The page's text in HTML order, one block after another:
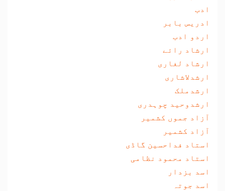
ادب
ادریس بابر
اردو ادب
ارشاد رائے
ارشاد لغاری
ارشدلاشاری
ارشدملک
ارشدوحید چوہدری
آزاد جموں کشمیر
آزاد کشمیر
استاد فداحسین گاڈی
استاد محمود نظامی
اسد بزدار
اسد جوتہ